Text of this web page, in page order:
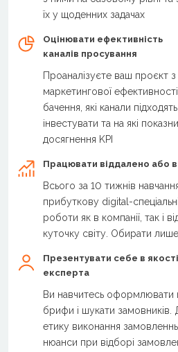
їх у щоденних задачах
Оцінювати ефективність
каналів просування
Проаналізуєте ваш проєкт
маркетингової
бачення, які канали
інвестувати та на які
досягнення KPI
Працювати віддалено або
Всього за 10 тижнів
прибуткову digital-
роботи як в компанії, так і
куточку світу. Обирати
Презентувати себе в якості
експерта
Ви навчитесь оформлювати
брифи і шукати замовників.
етику виконання
нюанси при відборі